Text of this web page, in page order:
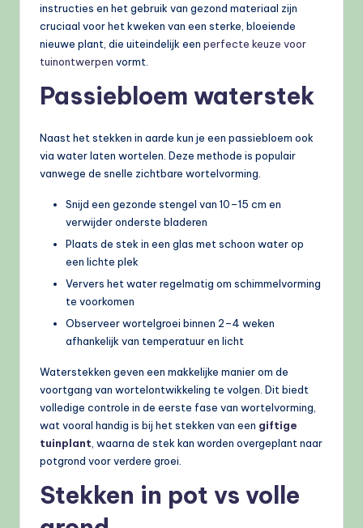
instructies en het gebruik van gezond materiaal zijn
cruciaal voor het kweken van een sterke, bloeiende
nieuwe plant, die uiteindelijk een perfecte keuze voor
tuinontwerpen vormt.
Passiebloem waterstek
Naast het stekken in aarde kun je een passiebloem ook
via water laten wortelen. Deze methode is populair
vanwege de snelle zichtbare wortelvorming.
Snijd een gezonde stengel van 10–15 cm en
verwijder onderste bladeren
Plaats de stek in een glas met schoon water op
een lichte plek
Ververs het water regelmatig om schimmelvorming
te voorkomen
Observeer wortelgroei binnen 2–4 weken
afhankelijk van temperatuur en licht
Waterstekken geven een makkelijke manier om de
voortgang van wortelontwikkeling te volgen. Dit biedt
volledige controle in de eerste fase van wortelvorming,
wat vooral handig is bij het stekken van een giftige
tuinplant , waarna de stek kan worden overgeplant naar
potgrond voor verdere groei.
Stekken in pot vs volle